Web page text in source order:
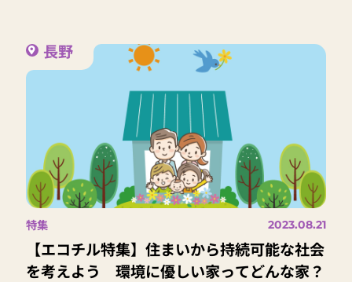
長野
特集 2023.08.21
【エコチル特集】住まいから持続可能な社会
を考えよう 環境に優しい家ってどんな家？